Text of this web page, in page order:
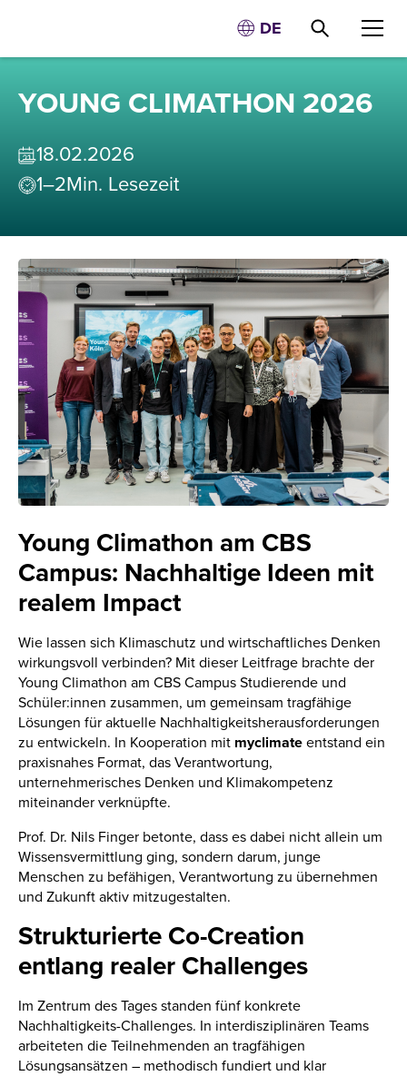
DE
YOUNG CLIMATHON 2026
18.02.2026
1–2Min. Lesezeit
Young Climathon am CBS
Campus: Nachhaltige Ideen mit
realem Impact
Wie lassen sich Klimaschutz und wirtschaftliches Denken
wirkungsvoll verbinden? Mit dieser Leitfrage brachte der
Young Climathon am CBS Campus Studierende und
Schüler:innen zusammen, um gemeinsam tragfähige
Lösungen für aktuelle Nachhaltigkeitsherausforderungen
zu entwickeln. In Kooperation mit myclimate entstand ein
praxisnahes Format, das Verantwortung,
unternehmerisches Denken und Klimakompetenz
miteinander verknüpfte.
Prof. Dr. Nils Finger betonte, dass es dabei nicht allein um
Wissensvermittlung ging, sondern darum, junge
Menschen zu befähigen, Verantwortung zu übernehmen
und Zukunft aktiv mitzugestalten.
Strukturierte Co-Creation
entlang realer Challenges
Im Zentrum des Tages standen fünf konkrete
Nachhaltigkeits-Challenges. In interdisziplinären Teams
arbeiteten die Teilnehmenden an tragfähigen
Lösungsansätzen – methodisch fundiert und klar